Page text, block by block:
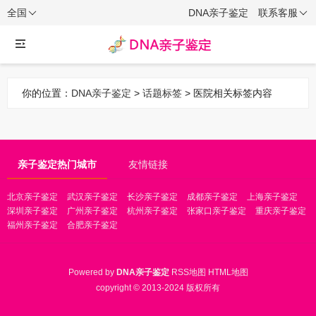
全国 DNA亲子鉴定 联系客服
你的位置： DNA亲子鉴定 > 话题标签 > 医院相关标签内容
亲子鉴定热门城市 友情链接
北京亲子鉴定 武汉亲子鉴定 长沙亲子鉴定 成都亲子鉴定
上海亲子鉴定
深圳亲子鉴定
广州亲子鉴定 杭州亲子鉴定 张家口亲子鉴定
重庆亲子鉴定
福州亲子鉴定
合肥亲子鉴定
Powered by DNA亲子鉴定 RSS地图 HTML地图
copyright © 2013-2024 版权所有